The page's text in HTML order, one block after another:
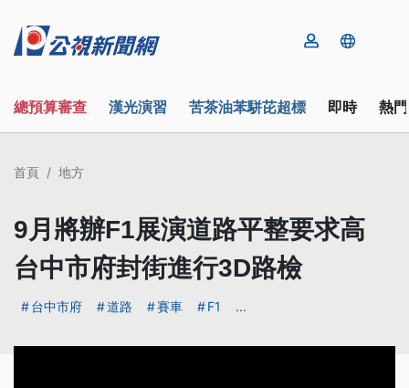
總預算審查 漢光演習 苦茶油苯駢芘超標 即時 熱
首頁 地方
9月將辦F1展演道路平整要求高
台中市府封街進行3D路檢
台中市府 道路 賽車 F1 ...